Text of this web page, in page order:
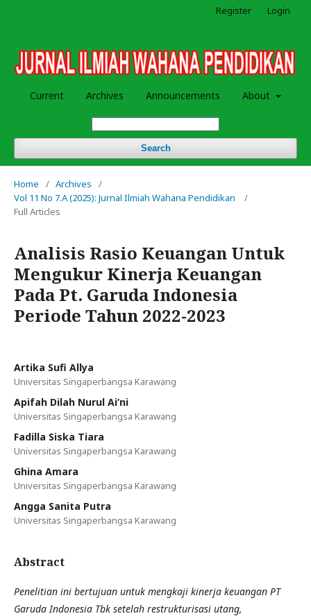
Current Archives Announcements About
Search
Register Login
Home / Archives
/
Vol 11 No 7.A (2025): Jurnal Ilmiah Wahana Pendidikan
/
Full Articles
Analisis Rasio Keuangan Untuk
Mengukur Kinerja Keuangan
Pada Pt. Garuda Indonesia
Periode Tahun 2022-2023
Artika Sufi Allya
Universitas Singaperbangsa Karawang
Apifah Dilah Nurul Ai’ni
Universitas Singaperbangsa Karawang
Fadilla Siska Tiara
Universitas Singaperbangsa Karawang
Ghina Amara
Universitas Singaperbangsa Karawang
Angga Sanita Putra
Universitas Singaperbangsa Karawang
Abstract
Penelitian ini bertujuan untuk mengkaji kinerja keuangan PT
Garuda Indonesia Tbk setelah restrukturisasi utang,